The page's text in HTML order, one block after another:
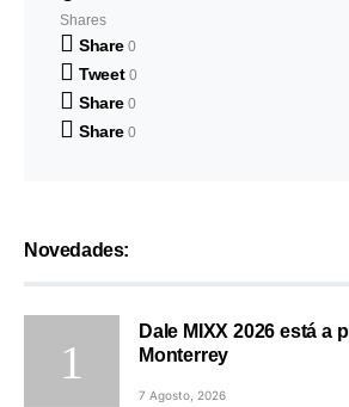
Shares
Share 0
Tweet 0
Share 0
Share 0
Novedades:
Dale MIXX 2026 está a
Monterrey
7 Agosto, 2026